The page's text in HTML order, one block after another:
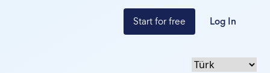
Start for free Log In